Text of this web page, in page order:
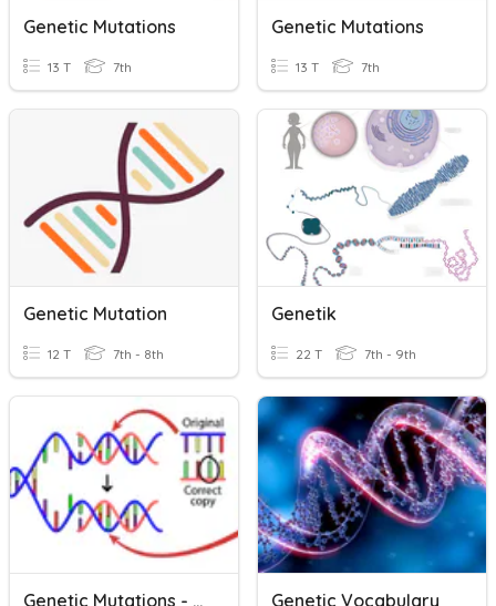
Genetic Mutations
13 T 7th
Genetic Mutations
13 T 7th
Genetic Mutation
12 T 7th - 8th
Genetik
22 T 7th - 9th
Genetic Mutations - BrainPOP Genetic Vocabulary